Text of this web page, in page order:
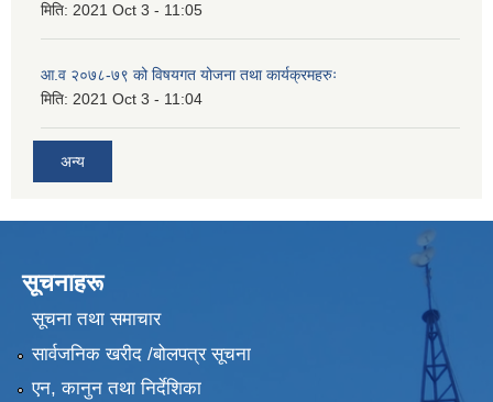
मिति: 2021 Oct 3 - 11:05
आ.व २०७८-७९ को विषयगत योजना तथा कार्यक्रमहरुः
मिति: 2021 Oct 3 - 11:04
अन्य
सूचनाहरू
सूचना तथा समाचार
सार्वजनिक खरीद /बोलपत्र सूचना
एन, कानुन तथा निर्देशिका